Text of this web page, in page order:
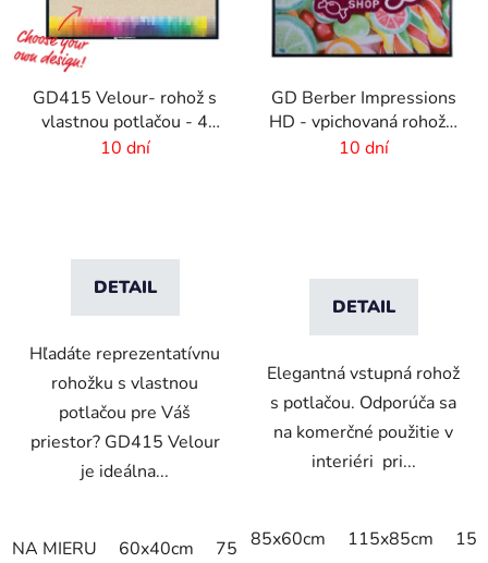
GD415 Velour- rohož s
vlastnou potlačou - 4
mm vlas
10 dní
DETAIL
Hľadáte reprezentatívnu
rohožku s vlastnou
potlačou pre Váš
priestor? GD415 Velour
je ideálna...
NA MIERU 60x40cm 75x50cm 75x60cm 85x60cm
GD Berber Impressions
HD - vpichovaná rohož s
logom
10 dní
DETAIL
Elegantná vstupná rohož
s potlačou. Odporúča sa
na komerčné použitie v
interiéri pri...
85x60cm 115x85cm